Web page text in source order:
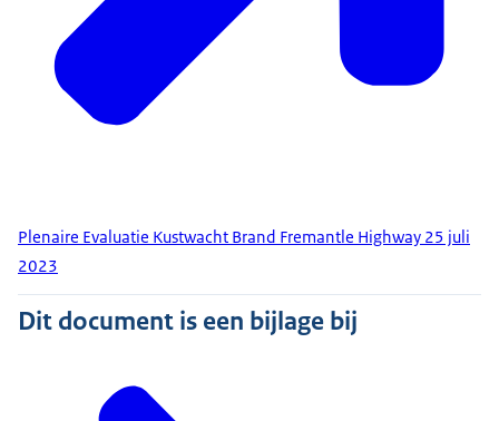
Plenaire Evaluatie Kustwacht Brand Fremantle Highway 25 juli
2023
Dit document is een bijlage bij